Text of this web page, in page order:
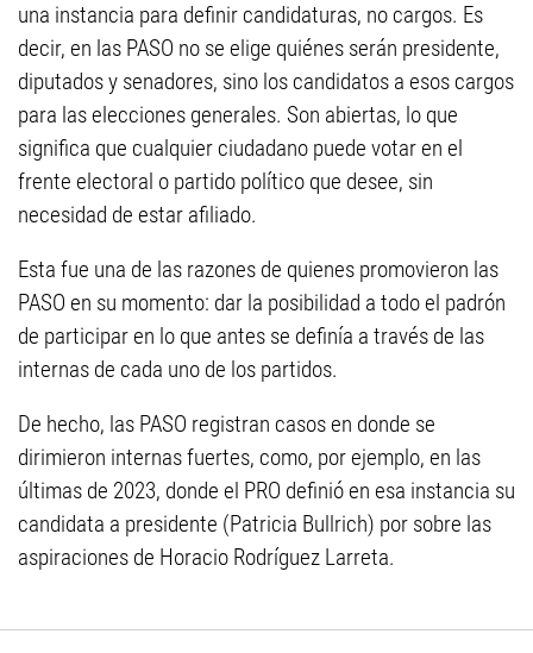
una instancia para definir candidaturas, no cargos. Es
decir, en las PASO no se elige quiénes serán presidente,
diputados y senadores, sino los candidatos a esos cargos
para las elecciones generales. Son abiertas, lo que
significa que cualquier ciudadano puede votar en el
frente electoral o partido político que desee, sin
necesidad de estar afiliado.
Esta fue una de las razones de quienes promovieron las
PASO en su momento: dar la posibilidad a todo el padrón
de participar en lo que antes se definía a través de las
internas de cada uno de los partidos.
De hecho, las PASO registran casos en donde se
dirimieron internas fuertes, como, por ejemplo, en las
últimas de 2023, donde el PRO definió en esa instancia su
candidata a presidente (Patricia Bullrich) por sobre las
aspiraciones de Horacio Rodríguez Larreta.